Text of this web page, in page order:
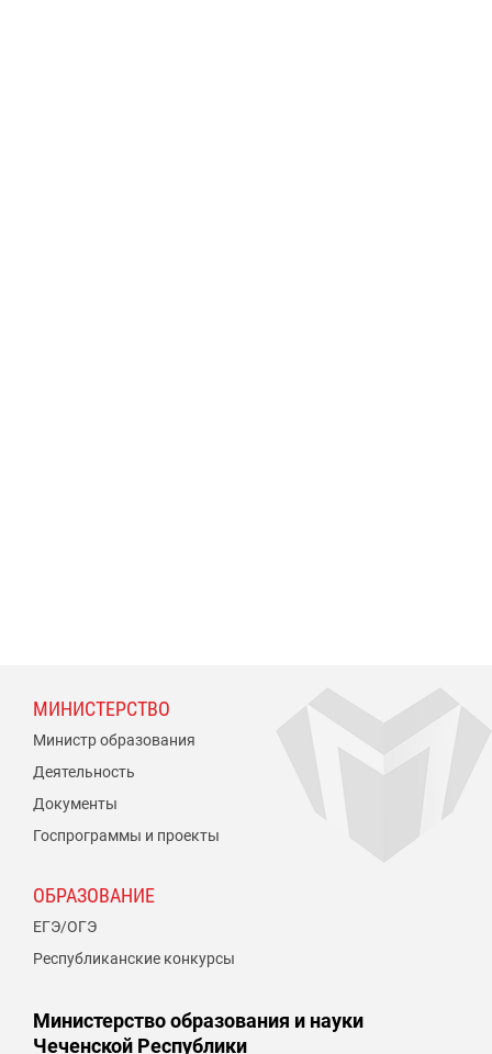
МИНИСТЕРСТВО
Министр образования
Деятельность
Документы
Госпрограммы и проекты
ОБРАЗОВАНИЕ
ЕГЭ/ОГЭ
Республиканские конкурсы
Министерство образования и науки
Чеченской Республики